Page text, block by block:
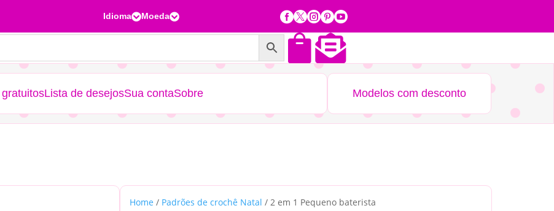
IdiomaMoeda 

Lista de desejosSua contaSobre Modelos com desconto
Home / Padrões de crochê Natal / 2 em 1 Pequeno baterista